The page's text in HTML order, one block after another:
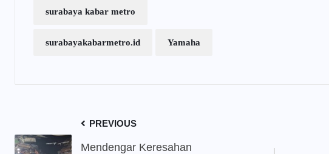
surabaya kabar metro
surabayakabarmetro.id Yamaha
PREVIOUS
Mendengar Keresahan